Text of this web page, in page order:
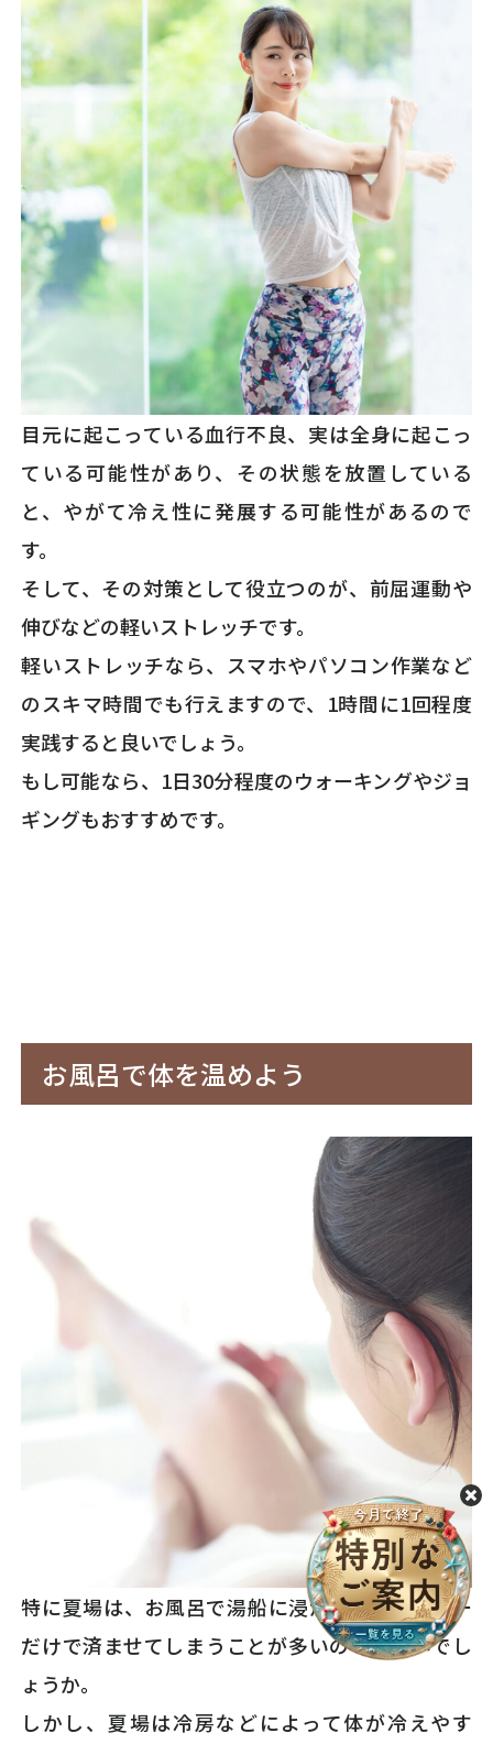
目元に起こっている血行不良、実は全身に起こっ
ている可能性があり、その状態を放置している
と、やがて冷え性に発展する可能性があるので
す。
そして、その対策として役立つのが、前屈運動や
伸びなどの軽いストレッチです。
軽いストレッチなら、スマホやパソコン作業など
のスキマ時間でも行えますので、1時間に1回程度
実践すると良いでしょう。
もし可能なら、1日30分程度のウォーキングやジョ
ギングもおすすめです。
お風呂で体を温めよう
特に夏場は、お風呂で湯船に浸からず、シャワー
だけで済ませてしまうことが多いのではないでし
ょうか。
しかし、夏場は冷房などによって体が冷えやす